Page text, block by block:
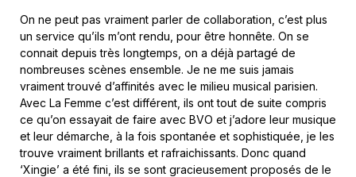
On ne peut pas vraiment parler de collaboration, c’est plus
un service qu’ils m’ont rendu, pour être honnête. On se
connait depuis très longtemps, on a déjà partagé de
nombreuses scènes ensemble. Je ne me suis jamais
vraiment trouvé d’affinités avec le milieu musical parisien.
Avec La Femme c’est différent, ils ont tout de suite compris
ce qu’on essayait de faire avec BVO et j’adore leur musique
et leur démarche, à la fois spontanée et sophistiquée, je les
trouve vraiment brillants et rafraichissants. Donc quand
‘Xingie’ a été fini, ils se sont gracieusement proposés de le